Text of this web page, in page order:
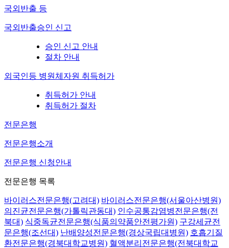
국외반출 등
국외반출승인 신고
승인 신고 안내
절차 안내
외국인등 병원체자원 취득허가
취득허가 안내
취득허가 절차
전문은행
전문은행소개
전문은행 신청안내
전문은행 목록
바이러스전문은행(고려대) 바이러스전문은행(서울아산병원)
의진균전문은행(가톨릭관동대) 인수공통감염병전문은행(전
북대) 식중독균전문은행(식품의약품안전평가원) 구강세균전
문은행(조선대) 난배양성전문은행(경상국립대병원) 호흡기질
환전문은행(경북대학교병원) 혈액분리전문은행(전북대학교